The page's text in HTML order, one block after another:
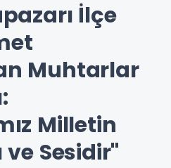
İlçe
Muhtarlar
Milletin
ve Sesidir"